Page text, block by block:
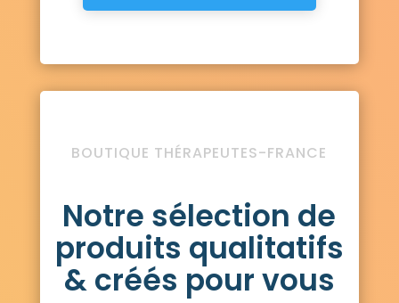
BOUTIQUE THÉRAPEUTES-FRANCE
Notre sélection de
produits qualitatifs
& créés pour vous